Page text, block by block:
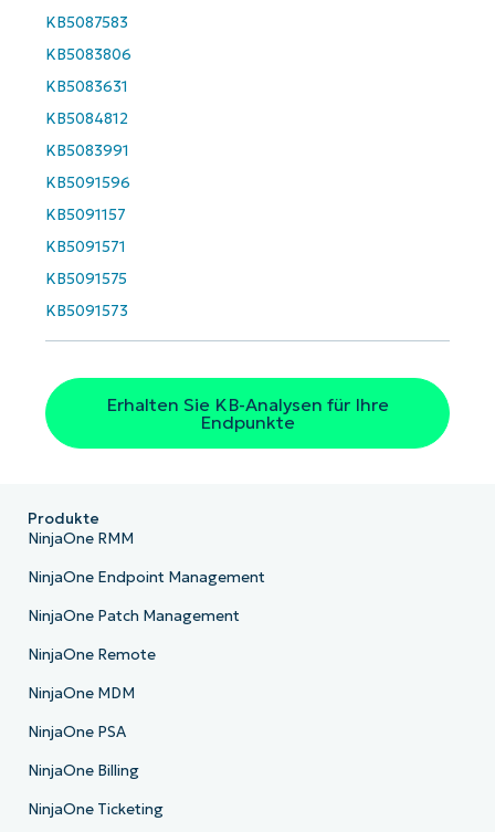
KB5087583
KB5083806
KB5083631
KB5084812
KB5083991
KB5091596
KB5091157
KB5091571
KB5091575
KB5091573
Erhalten Sie KB-Analysen für Ihre
Endpunkte
last
name*
Business
email*
Phone
number*
name*
Produkte
NinjaOne RMM
NinjaOne Endpoint Management
NinjaOne Patch Management
NinjaOne Remote
NinjaOne MDM
NinjaOne PSA
NinjaOne Billing
NinjaOne Ticketing